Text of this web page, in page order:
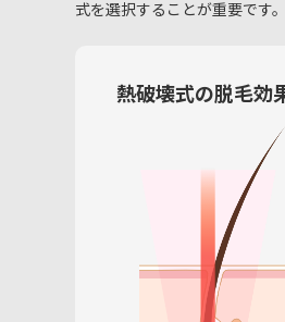
式を選択することが重要です。
熱破壊式の脱毛効